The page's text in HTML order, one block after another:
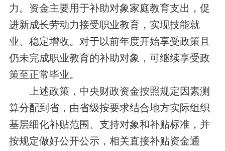
力。资金主要用于补助对象家庭教育支出，促
进新成长劳动力接受职业教育，实现技能就
业、稳定增收。对于以前年度开始享受政策且
仍未完成职业教育的补助对象，可继续享受政
策至正常毕业。
上述政策，中央财政资金按照规定因素测
算分配到省，由省级按要求结合地方实际组织
基层细化补贴范围、支持对象和补贴标准，并
按规定做好公开公示，相关直接补贴资金通